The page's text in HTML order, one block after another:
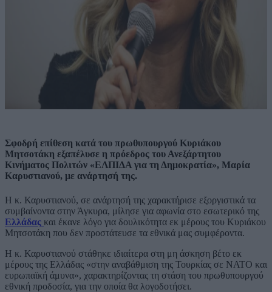
Σφοδρή επίθεση κατά του πρωθυπουργού Κυριάκου
Μητσοτάκη εξαπέλυσε η πρόεδρος του Ανεξάρτητου
Κινήματος Πολιτών «ΕΛΠΙΔΑ για τη Δημοκρατία», Μαρία
Καρυστιανού, με ανάρτησή της.
Η κ. Καρυστιανού, σε ανάρτησή της χαρακτήρισε εξοργιστικά τα
συμβαίνοντα στην Άγκυρα, μίλησε για αφωνία στο εσωτερικό της
Ελλάδας και έκανε λόγο για δουλικότητα εκ μέρους του Κυριάκου
Μητσοτάκη που δεν προστάτευσε τα εθνικά μας συμφέροντα.
Η κ. Καρυστιανού στάθηκε ιδιαίτερα στη μη άσκηση βέτο εκ
μέρους της Ελλάδας «στην αναβάθμιση της Τουρκίας σε ΝΑΤΟ και
ευρωπαϊκή άμυνα», χαρακτηρίζοντας τη στάση του πρωθυπουργού
εθνική προδοσία, για την οποία θα λογοδοτήσει.